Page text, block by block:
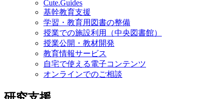
Cute.Guides
基幹教育支援
学習・教育用図書の整備
授業での施設利用（中央図書館）
授業公開・教材開発
教育情報サービス
自宅で使える電子コンテンツ
オンラインでのご相談